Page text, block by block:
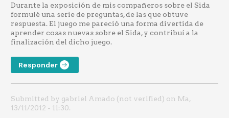
Durante la exposición de mis compañeros sobre el Sida
formulé una serie de preguntas, de las que obtuve
respuesta. El juego me pareció una forma divertida de
aprender cosas nuevas sobre el Sida, y contribuí a la
finalización del dicho juego.
Responder
Submitted by gabriel Amado (not verified) on Ma,
13/11/2012 - 11:30.